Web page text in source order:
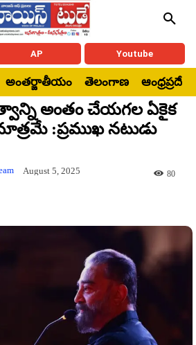
AP Youtube
అంతర్జాతీయం తెలంగాణ ఆంధ్రప్రదేశ్
అంతం చేయగల ఏకైక
:ప్రముఖ నటుడు
August 5, 2025 80